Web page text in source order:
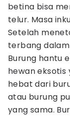
betina bisa
telur. Masa
Setelah
terbang
Burung hantu
hewan eksotis
hebat dari
atau burung
yang sama.